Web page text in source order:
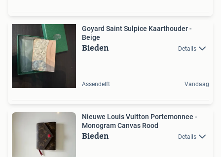
Goyard Saint Sulpice Kaarthouder -
Beige
Bieden Details
Assendelft Vandaag
Nieuwe Louis Vuitton Portemonnee -
Monogram Canvas Rood
Bieden Details